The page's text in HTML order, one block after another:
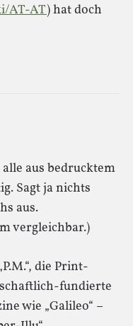
AT-AT) hat doch
aus bedrucktem
Sagt ja nichts
aus.
vergleichbar.)
die Print-
fundierte
wie „Galileo“ –